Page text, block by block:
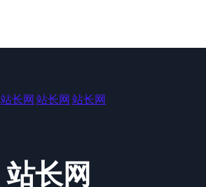
站长网 站长网 站长网
站长网